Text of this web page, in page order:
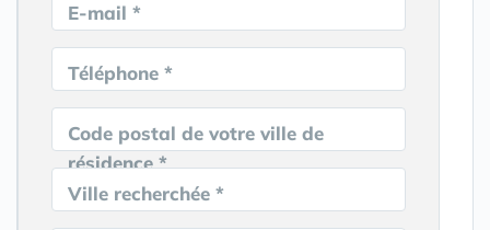
E-mail *
Téléphone *
Code postal de votre ville de
résidence *
Ville recherchée *